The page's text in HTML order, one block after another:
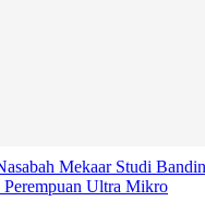
Mekaar Studi
Ultra Mikro